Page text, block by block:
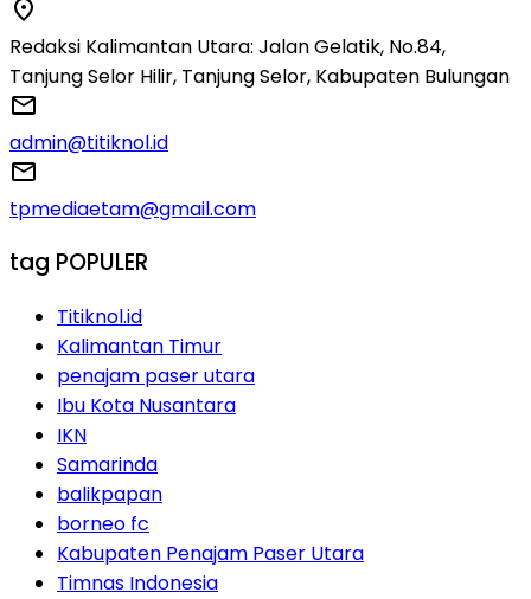
Redaksi Kalimantan Utara: Jalan Gelatik, No.84,
Tanjung Selor Hilir, Tanjung Selor, Kabupaten Bulungan
admin@titiknol.id
tpmediaetam@gmail.com
tag POPULER
Titiknol.id
Kalimantan Timur
penajam paser utara
Ibu Kota Nusantara
IKN
Samarinda
balikpapan
borneo fc
Kabupaten Penajam Paser Utara
Timnas Indonesia